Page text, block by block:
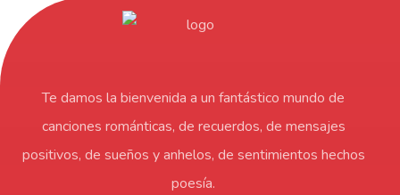
Te damos la bienvenida a un fantástico mundo de
canciones románticas, de recuerdos, de mensajes
positivos, de sueños y anhelos, de sentimientos hechos
poesía.